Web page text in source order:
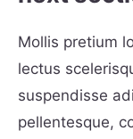
Mollis pretium
lectus
suspendisse
pellentesque,